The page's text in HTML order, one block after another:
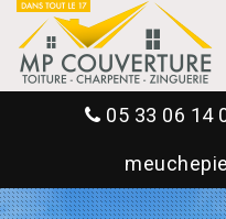
05 33 06 14